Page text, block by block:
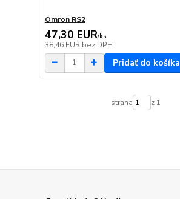
Omron RS2
47,30 EUR/ks
38,46 EUR bez DPH
Pridať do košíka
strana z 1